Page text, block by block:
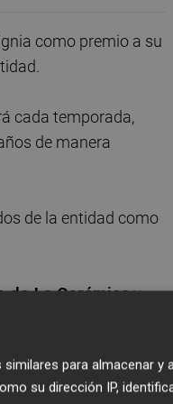
como premio a su
cada temporada,
de manera
de la entidad como
de La Cerámicay
esa distinción,
para almacenar y
su dirección IP,